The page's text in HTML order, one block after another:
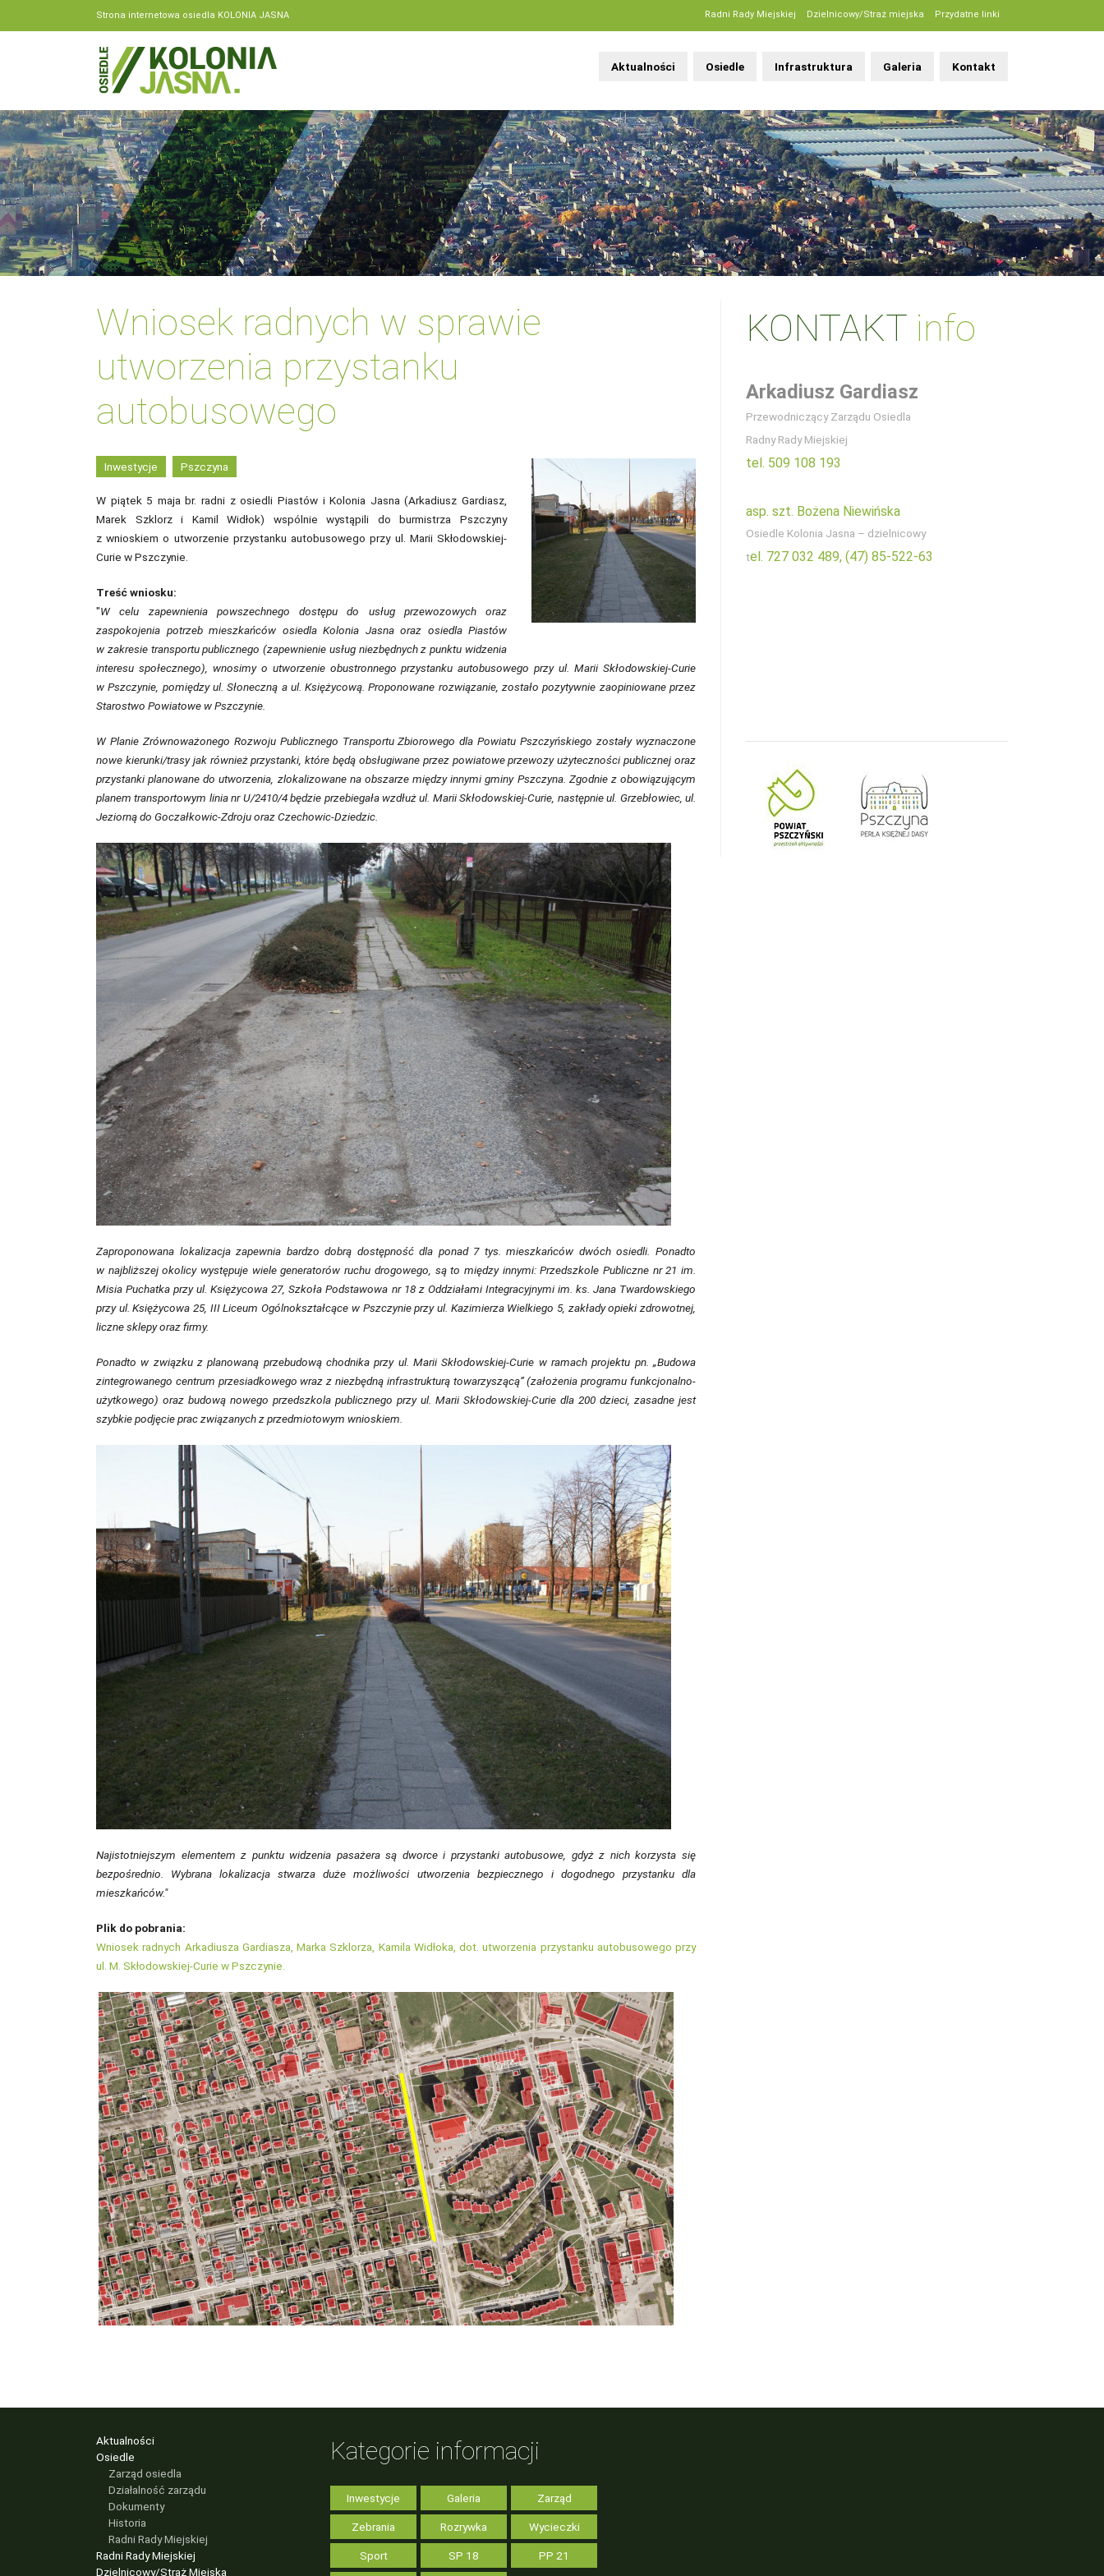
Strona internetowa osiedla KOLONIA JASNA Radni Rady Miejskiej Dzielnicowy/Straż miejska Przydatne linki
Aktualności Osiedle Infrastruktura Galeria Kontakt
Wniosek radnych w sprawie
utworzenia przystanku
autobusowego
Inwestycje Pszczyna
W piątek 5 maja br. radni z osiedli Piastów i Kolonia Jasna (Arkadiusz Gardiasz,
Marek Szklorz i Kamil Widłok) wspólnie wystąpili do burmistrza Pszczyny
z wnioskiem o utworzenie przystanku autobusowego przy ul. Marii Skłodowskiej-
Curie w Pszczynie.
Treść wniosku:
"W celu zapewnienia powszechnego dostępu do usług przewozowych oraz
zaspokojenia potrzeb mieszkańców osiedla Kolonia Jasna oraz osiedla Piastów
w zakresie transportu publicznego (zapewnienie usług niezbędnych z punktu widzenia
interesu społecznego), wnosimy o utworzenie obustronnego przystanku autobusowego przy ul. Marii Skłodowskiej-Curie
w Pszczynie, pomiędzy ul. Słoneczną a ul. Księżycową. Proponowane rozwiązanie, zostało pozytywnie zaopiniowane przez
Starostwo Powiatowe w Pszczynie.
W Planie Zrównoważonego Rozwoju Publicznego Transportu Zbiorowego dla Powiatu Pszczyńskiego zostały wyznaczone
nowe kierunki/trasy jak również przystanki, które będą obsługiwane przez powiatowe przewozy użyteczności publicznej oraz
przystanki planowane do utworzenia, zlokalizowane na obszarze między innymi gminy Pszczyna. Zgodnie z obowiązującym
planem transportowym linia nr U/2410/4 będzie przebiegała wzdłuż ul. Marii Skłodowskiej-Curie, następnie ul. Grzebłowiec, ul.
Jeziorną do Goczałkowic-Zdroju oraz Czechowic-Dziedzic.
Zaproponowana lokalizacja zapewnia bardzo dobrą dostępność dla ponad 7 tys. mieszkańców dwóch osiedli. Ponadto
w najbliższej okolicy występuje wiele generatorów ruchu drogowego, są to między innymi: Przedszkole Publiczne nr 21 im.
Misia Puchatka przy ul. Księżycowa 27, Szkoła Podstawowa nr 18 z Oddziałami Integracyjnymi im. ks. Jana Twardowskiego
przy ul. Księżycowa 25, III Liceum Ogólnokształcące w Pszczynie przy ul. Kazimierza Wielkiego 5, zakłady opieki zdrowotnej,
liczne sklepy oraz firmy.
Ponadto w związku z planowaną przebudową chodnika przy ul. Marii Skłodowskiej-Curie w ramach projektu pn. „Budowa
zintegrowanego centrum przesiadkowego wraz z niezbędną infrastrukturą towarzyszącą” (założenia programu funkcjonalno-
użytkowego) oraz budową nowego przedszkola publicznego przy ul. Marii Skłodowskiej-Curie dla 200 dzieci, zasadne jest
szybkie podjęcie prac związanych z przedmiotowym wnioskiem.
Najistotniejszym elementem z punktu widzenia pasażera są dworce i przystanki autobusowe, gdyż z nich korzysta się
bezpośrednio. Wybrana lokalizacja stwarza duże możliwości utworzenia bezpiecznego i dogodnego przystanku dla
mieszkańców."
Plik do pobrania:
Wniosek radnych Arkadiusza Gardiasza, Marka Szklorza, Kamila Widłoka, dot. utworzenia przystanku autobusowego przy
ul. M. Skłodowskiej-Curie w Pszczynie.
KONTAKT info
Arkadiusz Gardiasz
Przewodniczący Zarządu Osiedla
Radny Rady Miejskiej
tel. 509 108 193
asp. szt. Bożena Niewińska
Osiedle Kolonia Jasna – dzielnicowy
tel. 727 032 489, (47) 85-522-63
Aktualności
Osiedle
Zarząd osiedla
Działalność zarządu
Dokumenty
Historia
Radni Rady Miejskiej
Radni Rady Miejskiej
Dzielnicowy/Straż Miejska
Kategorie informacji
Inwestycje Galeria Zarząd
Zebrania Rozrywka Wycieczki
Sport SP 18 PP 21